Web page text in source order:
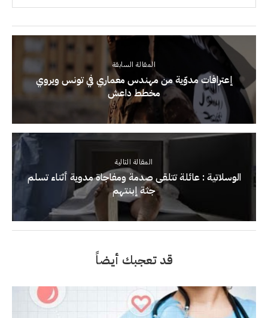
المقالة السابقة
إعترافات مدوّية من مهندس معماري في تونس ويروي
مخطط داعش
المقالة التالية
الوسلاتية : عائلة تتلقى صدمة ومفاجاة مدوية أثناء تسلم
جثة إبنتهم
قد تعجبك أيضاً